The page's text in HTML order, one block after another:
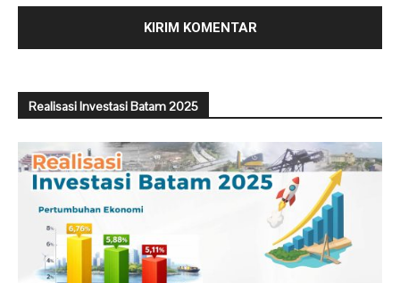
Realisasi Investasi Batam 2025